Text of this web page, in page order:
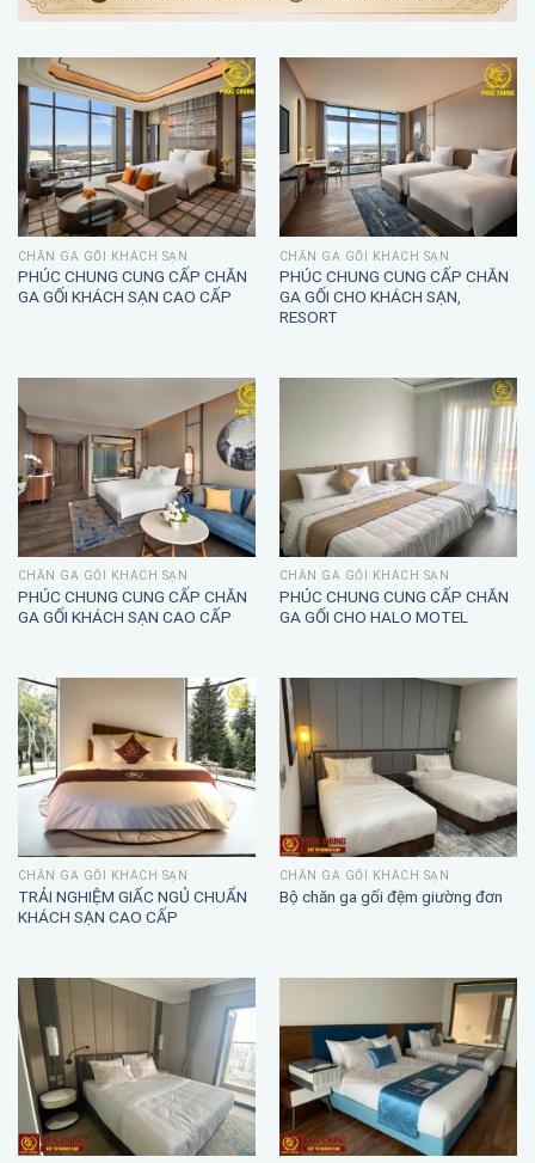
CHĂN GA GỐI KHÁCH SẠN
PHÚC CHUNG CUNG CẤP CHĂN
GA GỐI KHÁCH SẠN CAO CẤP
CHĂN GA GỐI KHÁCH SẠN
PHÚC CHUNG CUNG CẤP CHĂN
GA GỐI CHO KHÁCH SẠN,
RESORT
CHĂN GA GỐI KHÁCH SẠN
PHÚC CHUNG CUNG CẤP CHĂN
GA GỐI KHÁCH SẠN CAO CẤP
CHĂN GA GỐI KHÁCH SẠN
PHÚC CHUNG CUNG CẤP CHĂN
GA GỐI CHO HALO MOTEL
CHĂN GA GỐI KHÁCH SẠN
TRẢI NGHIỆM GIẤC NGỦ CHUẨN
KHÁCH SẠN CAO CẤP
CHĂN GA GỐI KHÁCH SẠN
Bộ chăn ga gối đệm giường đơn